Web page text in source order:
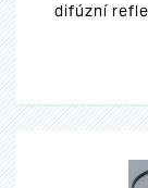
difúzní